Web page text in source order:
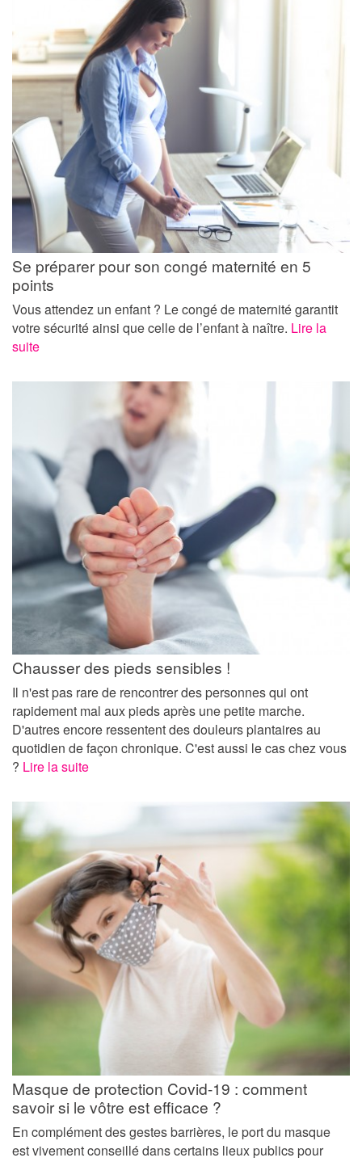
Se préparer pour son congé maternité en 5
points
Vous attendez un enfant ? Le congé de maternité garantit
votre sécurité ainsi que celle de l’enfant à naître. Lire la
suite
Chausser des pieds sensibles !
Il n'est pas rare de rencontrer des personnes qui ont
rapidement mal aux pieds après une petite marche.
D'autres encore ressentent des douleurs plantaires au
quotidien de façon chronique. C'est aussi le cas chez vous
? Lire la suite
Masque de protection Covid-19 : comment
savoir si le vôtre est efficace ?
En complément des gestes barrières, le port du masque
est vivement conseillé dans certains lieux publics pour